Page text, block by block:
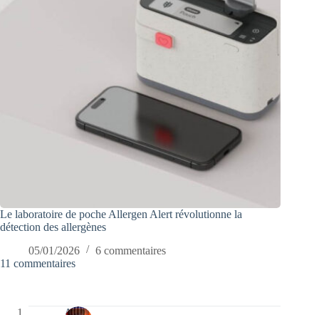
Le laboratoire de poche Allergen Alert révolutionne la
détection des allergènes
05/01/2026
6 commentaires
11 commentaires
Ava